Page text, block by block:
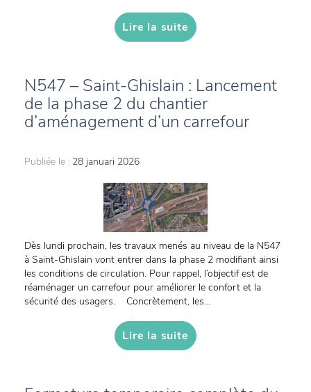
Lire la suite
N547 – Saint-Ghislain : Lancement
de la phase 2 du chantier
d’aménagement d’un carrefour
Publiée le : 28 januari 2026
Dès lundi prochain, les travaux menés au niveau de la N547
à Saint-Ghislain vont entrer dans la phase 2 modifiant ainsi
les conditions de circulation. Pour rappel, l’objectif est de
réaménager un carrefour pour améliorer le confort et la
sécurité des usagers. Concrètement, les...
Lire la suite